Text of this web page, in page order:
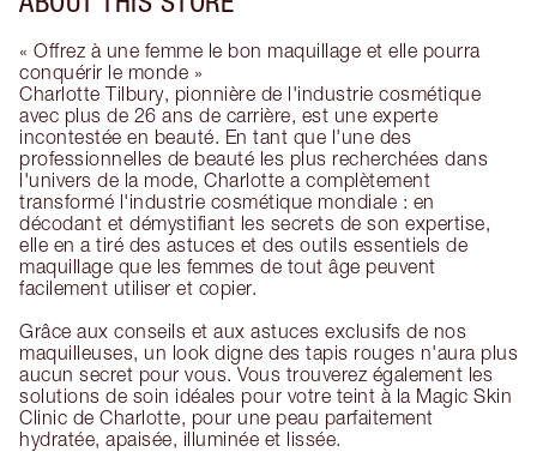
« Offrez à une femme le bon maquillage et elle pourra
conquérir le monde »
Charlotte Tilbury, pionnière de l'industrie cosmétique
avec plus de 26 ans de carrière, est une experte
incontestée en beauté. En tant que l'une des
professionnelles de beauté les plus recherchées dans
l'univers de la mode, Charlotte a complètement
transformé l'industrie cosmétique mondiale : en
décodant et démystifiant les secrets de son expertise,
elle en a tiré des astuces et des outils essentiels de
maquillage que les femmes de tout âge peuvent
facilement utiliser et copier.
Grâce aux conseils et aux astuces exclusifs de nos
maquilleuses, un look digne des tapis rouges n'aura plus
aucun secret pour vous. Vous trouverez également les
solutions de soin idéales pour votre teint à la Magic Skin
Clinic de Charlotte, pour une peau parfaitement
hydratée, apaisée, illuminée et lissée.